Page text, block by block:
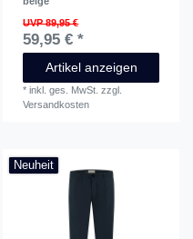
UVP 89,95 €
59,95 € *
Artikel anzeigen
*inkl. ges. MwSt. zzgl.
Versandkosten
Neuheit